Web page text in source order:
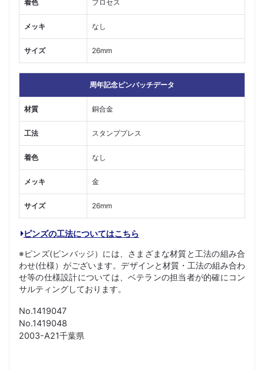
着色 プロセス
メッキ なし
サイズ 26mm
周年記念ピンバッチデータ
材質 銅合金
工法 スタンププレス
着色 なし
メッキ 金
サイズ 26mm
ピンズの工法についてはこちら
※ピンズ(ピンバッジ）には、さまざまな材質と工法の組み合
わせ(仕様）がございます。デザインと材質・工法の組み合わ
せ等の仕様設計については、ベテランの担当者が的確にコン
サルティングしております。
No.1419047
No.1419048
2003-A21千葉県